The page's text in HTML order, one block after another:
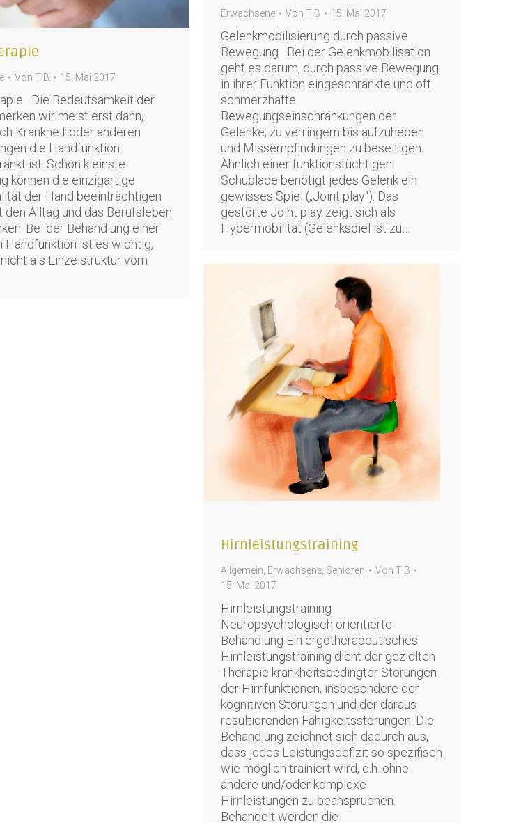
Erwachsene Von T B 15. Mai 2017
Gelenkmobilisierung durch passive
Bewegung Bei der Gelenkmobilisation
geht es darum, durch passive Bewegung
in ihrer Funktion eingeschränkte und oft
schmerzhafte
Bewegungseinschränkungen der
Gelenke, zu verringern bis aufzuheben
und Missempfindungen zu beseitigen.
Ähnlich einer funktionstüchtigen
Schublade benötigt jedes Gelenk ein
gewisses Spiel („Joint play“). Das
gestörte Joint play zeigt sich als
Hypermobilität (Gelenkspiel ist zu…
Von T B 15. Mai 2017
Die Bedeutsamkeit der
wir meist erst dann,
Krankheit oder anderen
die Handfunktion
ist. Schon kleinste
können die einzigartige
der Hand beeinträchtigen
den Alltag und das Berufsleben
Bei der Behandlung einer
Handfunktion ist es wichtig,
als Einzelstruktur vom
Hirnleistungstraining
Allgemein Erwachsene Senioren Von T B
15. Mai 2017
Hirnleistungstraining
Neuropsychologisch orientierte
Behandlung Ein ergotherapeutisches
Hirnleistungstraining dient der gezielten
Therapie krankheitsbedingter Störungen
der Hirnfunktionen, insbesondere der
kognitiven Störungen und der daraus
resultierenden Fähigkeitsstörungen. Die
Behandlung zeichnet sich dadurch aus,
dass jedes Leistungsdefizit so spezifisch
wie möglich trainiert wird, d.h. ohne
andere und/oder komplexe
Hirnleistungen zu beanspruchen.
Behandelt werden die